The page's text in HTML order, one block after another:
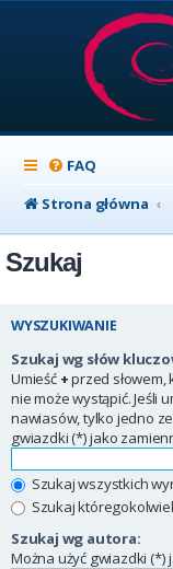
FAQ
Strona główna
Szukaj
WYSZUKIWANIE
Szukaj wg słów
Umieść +przed słowem,
nie może wystąpić. Jeśli
nawiasów, tylko jedno
gwiazdki (*) jako
Szukaj wszystkich
Szukaj
Szukaj wg autora:
Można użyć gwiazdki